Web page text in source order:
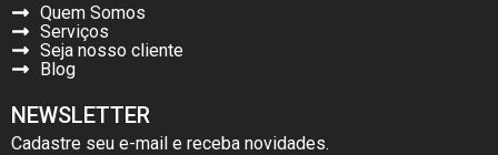
Quem Somos
Serviços
Seja nosso cliente
Blog
NEWSLETTER
Cadastre seu e-mail e receba novidades.